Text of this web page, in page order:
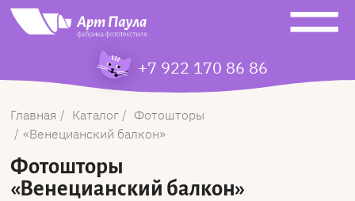
+7 922 170 86 86
Главная Каталог
Фотошторы
Венецианский балкон
Фотошторы
«Венецианский балкон»